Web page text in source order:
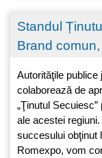
Standul
Brand
Autorităţile
colaborează de
„Ţinutul
ale acestei
succesului obţinut
Romexpo, vom